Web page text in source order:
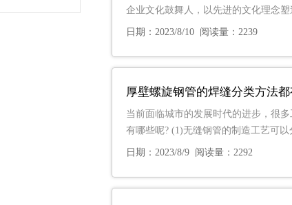
企业文化鼓舞人，以先进的文化理念
日期：2023/8/10 阅读量：2239
厚壁螺旋钢管的焊缝分类方法
当前面临城市的发展时代的进步，很
有哪些呢? (1)无缝钢管的制造工艺可
日期：2023/8/9 阅读量：2292